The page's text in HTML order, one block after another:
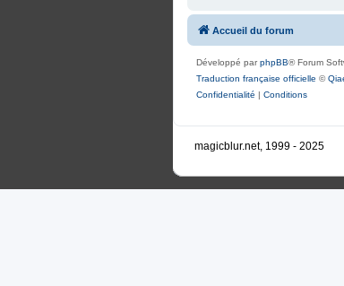
Accueil du forum
Développé parphpBB® Forum
Traduction française officielle ©
Confidentialité | Conditions
magicblur.net, 1999 - 2025